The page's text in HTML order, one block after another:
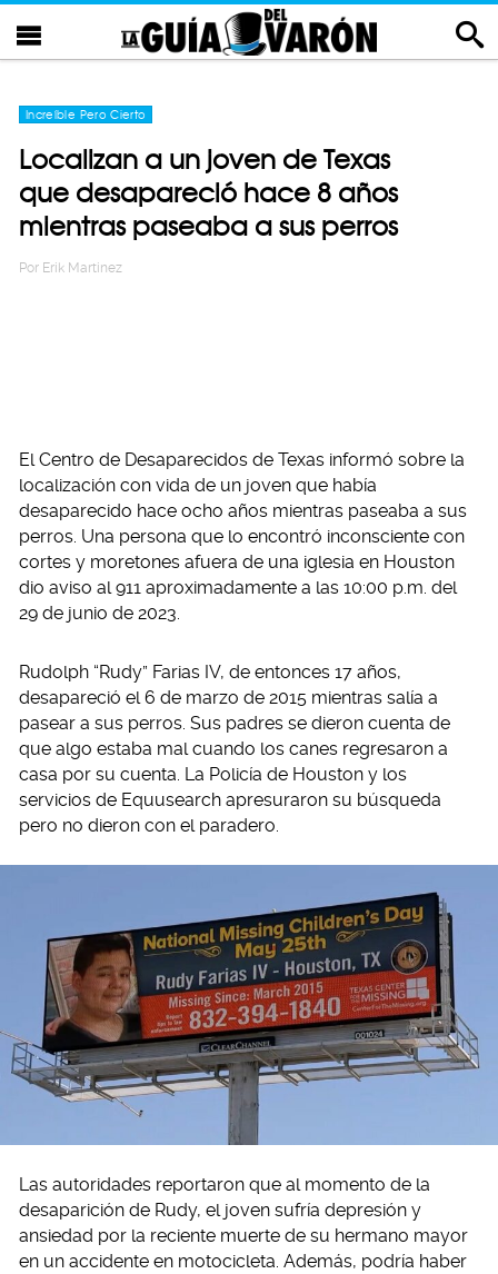
Increíble Pero Cierto
Localizan a un joven de Texas
que desapareció hace 8 años
mientras paseaba a sus perros
Por Erik Martinez
El Centro de Desaparecidos de Texas informó sobre la
localización con vida de un joven que había
desaparecido hace ocho años mientras paseaba a sus
perros. Una persona que lo encontró inconsciente con
cortes y moretones afuera de una iglesia en Houston
dio aviso al 911 aproximadamente a las 10:00 p.m. del
29 de junio de 2023.
Rudolph “Rudy” Farias IV, de entonces 17 años,
desapareció el 6 de marzo de 2015 mientras salía a
pasear a sus perros. Sus padres se dieron cuenta de
que algo estaba mal cuando los canes regresaron a
casa por su cuenta. La Policía de Houston y los
servicios de Equusearch apresuraron su búsqueda
pero no dieron con el paradero.
Las autoridades reportaron que al momento de la
desaparición de Rudy, el joven sufría depresión y
ansiedad por la reciente muerte de su hermano mayor
en un accidente en motocicleta. Además, podría haber